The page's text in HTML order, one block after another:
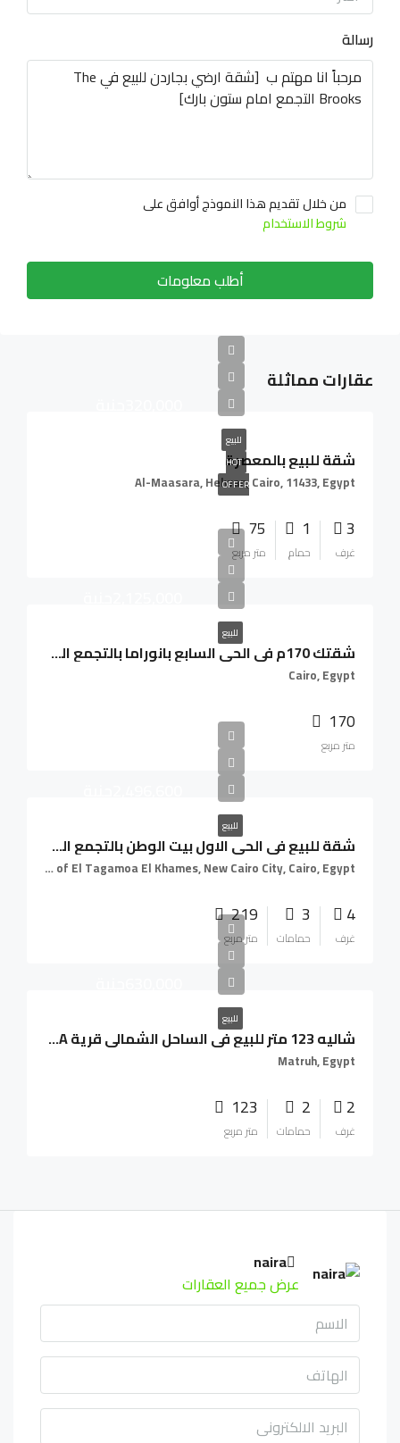
رسالة
من خلال تقديم هذا النموذج أوافق على
شروط الاستخدام
أطلب معلومات
عقارات مماثلة
للبيع
HOT
OFFER
شقة للبيع بالمعصرة
Al-Maasara, Helwan, Cairo, 11433, Egypt
3
غرف
1
حمام
75
متر مربع
للبيع
شقتك 170م فى الحى السابع بانوراما بالتجمع الخامس
Cairo, Egypt
170
متر مربع
للبيع
شقة للبيع فى الحى الاول بيت الوطن بالتجمع الخامس و بالتقسيط على 66 شهر
Fifth Settlement, Districts of El Tagamoa El Khames, New Cairo City, Cairo, Egypt
4
غرف
3
حمامات
219
متر مربع
للبيع
شاليه 123 متر للبيع في الساحل الشمالي قرية AZHA
Matruh, Egypt
2
غرف
2
حمامات
123
متر مربع
naira
عرض جميع العقارات